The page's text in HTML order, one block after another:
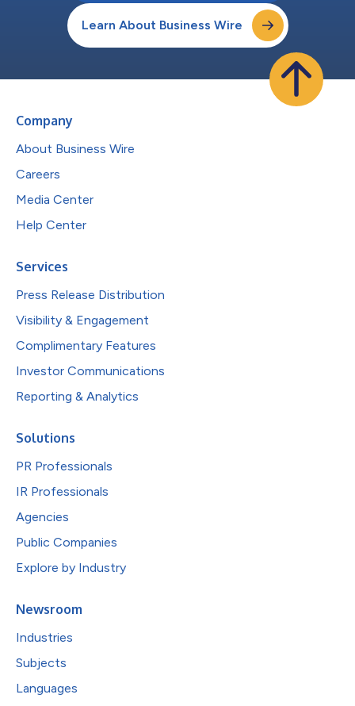
Learn About Business Wire
Company
About Business Wire
Careers
Media Center
Help Center
Services
Press Release Distribution
Visibility & Engagement
Complimentary Features
Investor Communications
Reporting & Analytics
Solutions
PR Professionals
IR Professionals
Agencies
Public Companies
Explore by Industry
Newsroom
Industries
Subjects
Languages